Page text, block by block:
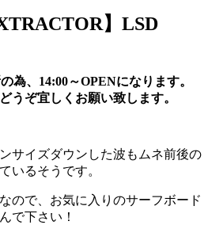
】LSD
為、14:00～OPENになります。
うぞ宜しくお願い致します。
サイズダウンした波もムネ前後の
いるそうです。
ので、お気に入りのサーフボード
で下さい！